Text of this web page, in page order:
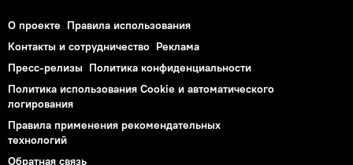
О проекте Правила использования
Контакты и сотрудничество Реклама
Пресс-релизы Политика конфиденциальности
Политика использования Cookie и автоматического
логирования
Правила применения рекомендательных
технологий
Обратная связь